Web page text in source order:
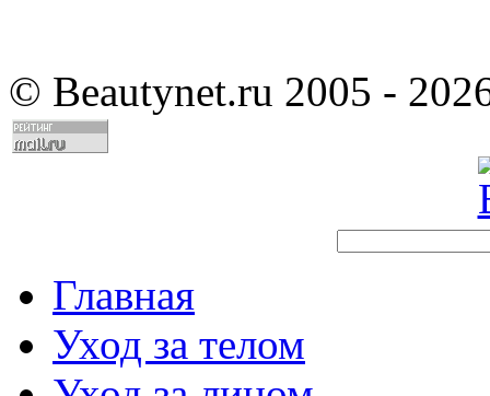
© Beautynet.ru 2005 -
Главная
Уход за телом